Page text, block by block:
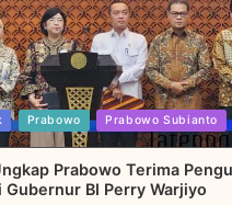
Prabowo Prabowo Subianto
Prabowo Terima
Gubernur BI Perry Warjiyo